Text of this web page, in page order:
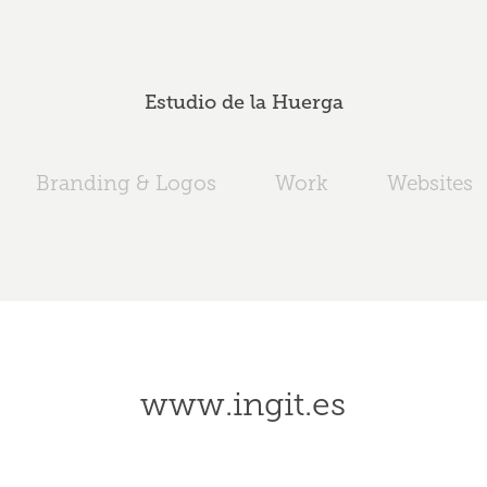
Estudio de la Huerga
Branding & Logos Work Websites
www.ingit.es